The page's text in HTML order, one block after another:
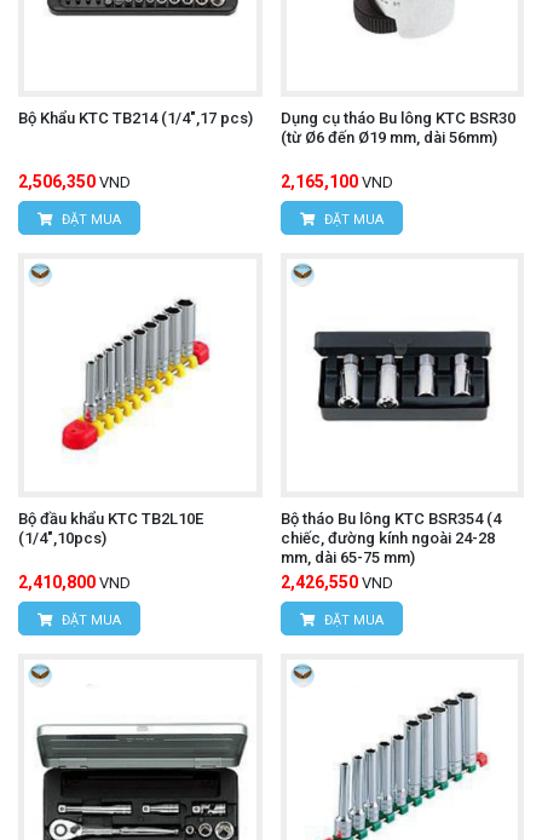
Bộ Khẩu KTC TB214 (1/4",17 pcs)
2,506,350 VND
ĐẶT MUA
Dụng cụ tháo Bu lông KTC BSR30
(từ Ø6 đến Ø19 mm, dài 56mm)
2,165,100 VND
ĐẶT MUA
Bộ đầu khẩu KTC TB2L10E
(1/4",10pcs)
2,410,800 VND
ĐẶT MUA
Bộ tháo Bu lông KTC BSR354 (4
chiếc, đường kính ngoài 24-28
mm, dài 65-75 mm)
2,426,550 VND
ĐẶT MUA